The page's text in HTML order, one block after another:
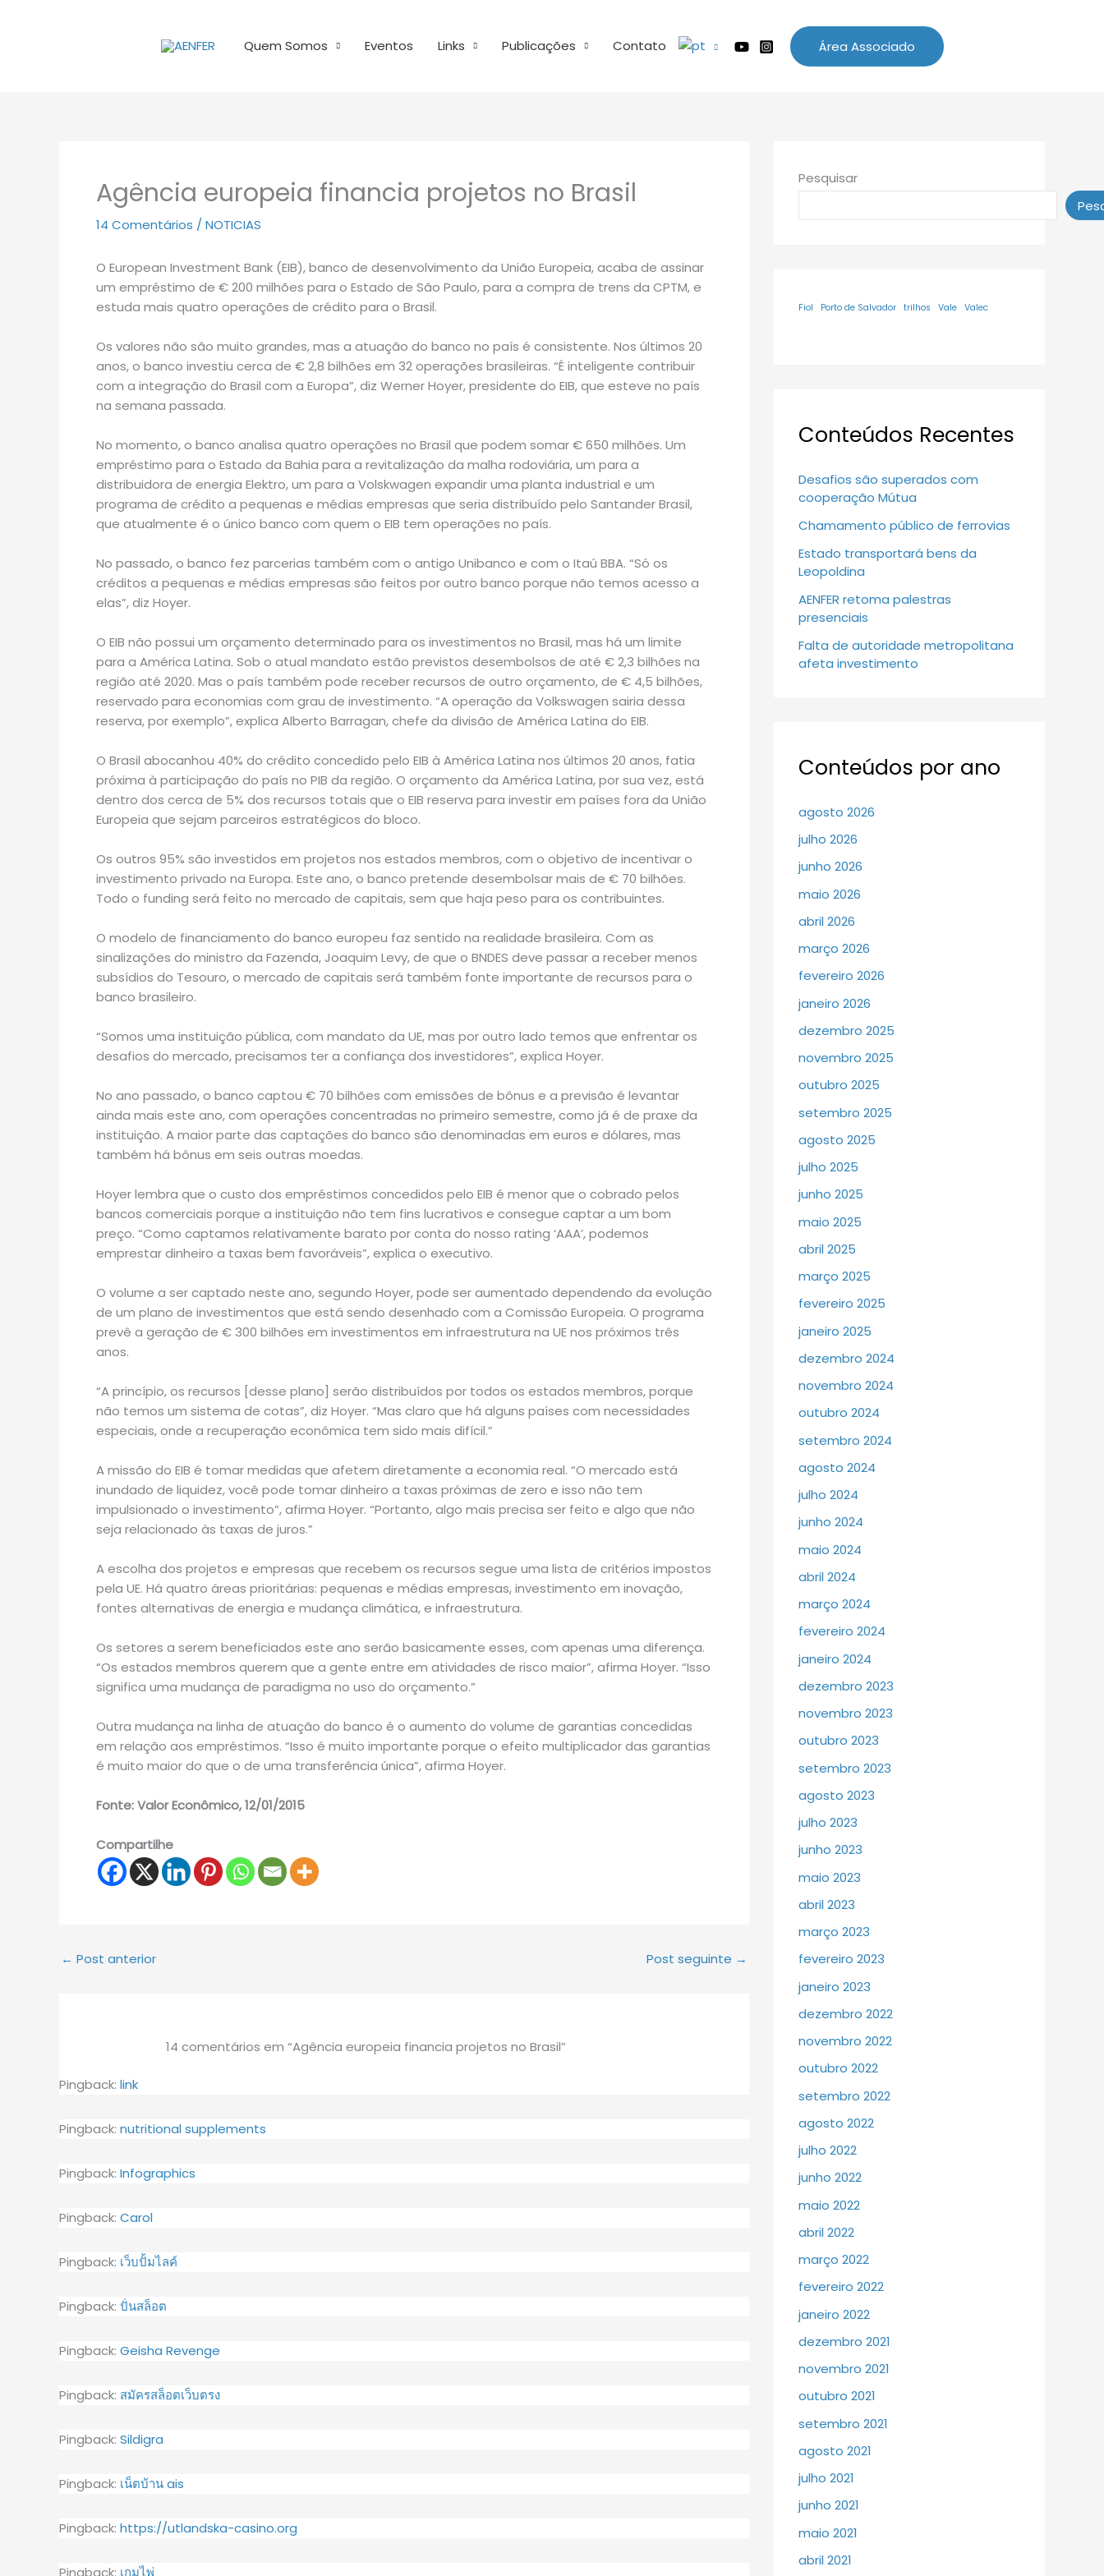
Quem Somos Eventos Links Publicações Contato Área Associado
Agência europeia financia projetos no Brasil
14 Comentários / NOTICIAS
O European Investment Bank (EIB), banco de desenvolvimento da União Europeia, acaba de assinar
um empréstimo de € 200 milhões para o Estado de São Paulo, para a compra de trens da CPTM, e
estuda mais quatro operações de crédito para o Brasil.
Os valores não são muito grandes, mas a atuação do banco no país é consistente. Nos últimos 20
anos, o banco investiu cerca de € 2,8 bilhões em 32 operações brasileiras. “É inteligente contribuir
com a integração do Brasil com a Europa”, diz Werner Hoyer, presidente do EIB, que esteve no país
na semana passada.
No momento, o banco analisa quatro operações no Brasil que podem somar € 650 milhões. Um
empréstimo para o Estado da Bahia para a revitalização da malha rodoviária, um para a
distribuidora de energia Elektro, um para a Volskwagen expandir uma planta industrial e um
programa de crédito a pequenas e médias empresas que seria distribuído pelo Santander Brasil,
que atualmente é o único banco com quem o EIB tem operações no país.
No passado, o banco fez parcerias também com o antigo Unibanco e com o Itaú BBA. “Só os
créditos a pequenas e médias empresas são feitos por outro banco porque não temos acesso a
elas”, diz Hoyer.
O EIB não possui um orçamento determinado para os investimentos no Brasil, mas há um limite
para a América Latina. Sob o atual mandato estão previstos desembolsos de até € 2,3 bilhões na
região até 2020. Mas o país também pode receber recursos de outro orçamento, de € 4,5 bilhões,
reservado para economias com grau de investimento. “A operação da Volkswagen sairia dessa
reserva, por exemplo”, explica Alberto Barragan, chefe da divisão de América Latina do EIB.
O Brasil abocanhou 40% do crédito concedido pelo EIB à América Latina nos últimos 20 anos, fatia
próxima à participação do país no PIB da região. O orçamento da América Latina, por sua vez, está
dentro dos cerca de 5% dos recursos totais que o EIB reserva para investir em países fora da União
Europeia que sejam parceiros estratégicos do bloco.
Os outros 95% são investidos em projetos nos estados membros, com o objetivo de incentivar o
investimento privado na Europa. Este ano, o banco pretende desembolsar mais de € 70 bilhões.
Todo o funding será feito no mercado de capitais, sem que haja peso para os contribuintes.
O modelo de financiamento do banco europeu faz sentido na realidade brasileira. Com as
sinalizações do ministro da Fazenda, Joaquim Levy, de que o BNDES deve passar a receber menos
subsídios do Tesouro, o mercado de capitais será também fonte importante de recursos para o
banco brasileiro.
“Somos uma instituição pública, com mandato da UE, mas por outro lado temos que enfrentar os
desafios do mercado, precisamos ter a confiança dos investidores”, explica Hoyer.
No ano passado, o banco captou € 70 bilhões com emissões de bônus e a previsão é levantar
ainda mais este ano, com operações concentradas no primeiro semestre, como já é de praxe da
instituição. A maior parte das captações do banco são denominadas em euros e dólares, mas
também há bônus em seis outras moedas.
Hoyer lembra que o custo dos empréstimos concedidos pelo EIB é menor que o cobrado pelos
bancos comerciais porque a instituição não tem fins lucrativos e consegue captar a um bom
preço. “Como captamos relativamente barato por conta do nosso rating ‘AAA’, podemos
emprestar dinheiro a taxas bem favoráveis”, explica o executivo.
O volume a ser captado neste ano, segundo Hoyer, pode ser aumentado dependendo da evolução
de um plano de investimentos que está sendo desenhado com a Comissão Europeia. O programa
prevê a geração de € 300 bilhões em investimentos em infraestrutura na UE nos próximos três
anos.
“A princípio, os recursos [desse plano] serão distribuídos por todos os estados membros, porque
não temos um sistema de cotas”, diz Hoyer. “Mas claro que há alguns países com necessidades
especiais, onde a recuperação econômica tem sido mais difícil.”
A missão do EIB é tomar medidas que afetem diretamente a economia real. “O mercado está
inundado de liquidez, você pode tomar dinheiro a taxas próximas de zero e isso não tem
impulsionado o investimento”, afirma Hoyer. “Portanto, algo mais precisa ser feito e algo que não
seja relacionado às taxas de juros.”
A escolha dos projetos e empresas que recebem os recursos segue uma lista de critérios impostos
pela UE. Há quatro áreas prioritárias: pequenas e médias empresas, investimento em inovação,
fontes alternativas de energia e mudança climática, e infraestrutura.
Os setores a serem beneficiados este ano serão basicamente esses, com apenas uma diferença.
“Os estados membros querem que a gente entre em atividades de risco maior”, afirma Hoyer. “Isso
significa uma mudança de paradigma no uso do orçamento.”
Outra mudança na linha de atuação do banco é o aumento do volume de garantias concedidas
em relação aos empréstimos. “Isso é muito importante porque o efeito multiplicador das garantias
é muito maior do que o de uma transferência única”, afirma Hoyer.
Fonte: Valor Econômico, 12/01/2015
Compartilhe
← Post anterior Post seguinte →
14 comentários em “Agência europeia financia projetos no Brasil”
Pingback: link
Pingback: nutritional supplements
Pingback: Infographics
Pingback: Carol
Pingback: เว็บปั้มไลค์
Pingback: ปั่นสล็อต
Pingback: Geisha Revenge
Pingback: สมัครสล็อตเว็บตรง
Pingback: Sildigra
Pingback: เน็ตบ้าน ais
Pingback: https://utlandska-casino.org
Pingback: เกมไพ่
Pesquisar
Fiol Porto de Salvador trilhos Vale Valec
Conteúdos Recentes
Desafios são superados com
cooperação Mútua
Chamamento público de ferrovias
Estado transportará bens da
Leopoldina
AENFER retoma palestras
presenciais
Falta de autoridade metropolitana
afeta investimento
Conteúdos por ano
agosto 2026
julho 2026
junho 2026
maio 2026
abril 2026
março 2026
fevereiro 2026
janeiro 2026
dezembro 2025
novembro 2025
outubro 2025
setembro 2025
agosto 2025
julho 2025
junho 2025
maio 2025
abril 2025
março 2025
fevereiro 2025
janeiro 2025
dezembro 2024
novembro 2024
outubro 2024
setembro 2024
agosto 2024
julho 2024
junho 2024
maio 2024
abril 2024
março 2024
fevereiro 2024
janeiro 2024
dezembro 2023
novembro 2023
outubro 2023
setembro 2023
agosto 2023
julho 2023
junho 2023
maio 2023
abril 2023
março 2023
fevereiro 2023
janeiro 2023
dezembro 2022
novembro 2022
outubro 2022
setembro 2022
agosto 2022
julho 2022
junho 2022
maio 2022
abril 2022
março 2022
fevereiro 2022
janeiro 2022
dezembro 2021
novembro 2021
outubro 2021
setembro 2021
agosto 2021
julho 2021
junho 2021
maio 2021
abril 2021